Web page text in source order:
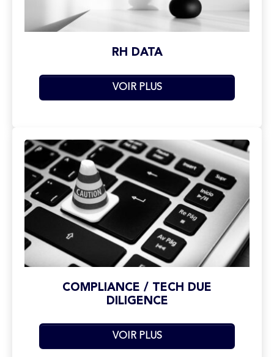
RH DATA
VOIR PLUS
COMPLIANCE / TECH DUE
DILIGENCE
VOIR PLUS